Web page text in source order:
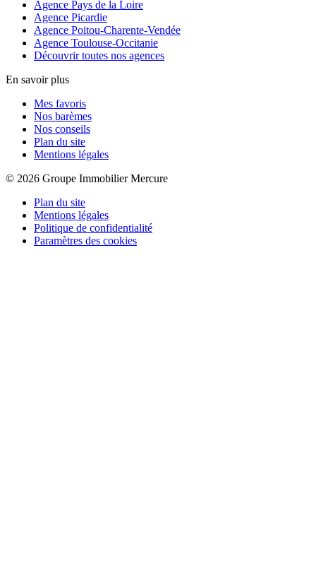
Agence Pays de la Loire
Agence Picardie
Agence Poitou-Charente-Vendée
Agence Toulouse-Occitanie
Découvrir toutes nos agences
En savoir plus
Mes favoris
Nos barèmes
Nos conseils
Plan du site
Mentions légales
© 2026 Groupe Immobilier Mercure
Plan du site
Mentions légales
Politique de confidentialité
Paramètres des cookies